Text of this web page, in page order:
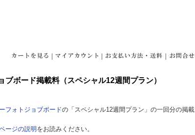
ブボード掲載料（スペシャル12週間プラン）
フォトジョブボードの「スペシャル12週間プラン」の一回分の掲載
ージの説明 をお読みください。